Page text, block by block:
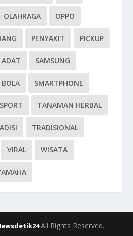
OLAHRAGA OPPO
PENYAKIT PICKUP
SAMSUNG
BOLA SMARTPHONE
SPORT TANAMAN HERBAL
TRADISIONAL
VIRAL WISATA
All Rights Reserved.